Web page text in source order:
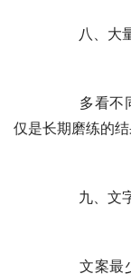
　　八、
仅是长期磨练的
　　九、文